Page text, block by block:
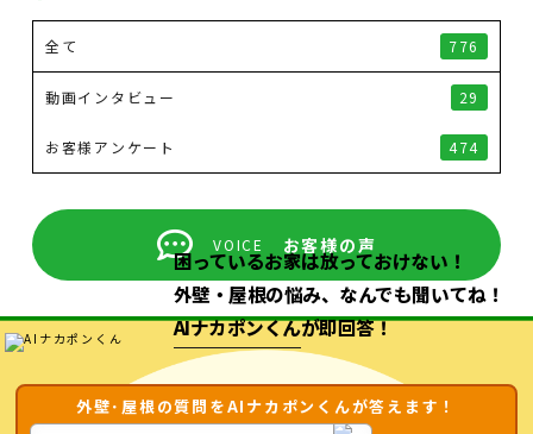
全て 776
動画インタビュー 29
お客様アンケート 474
VOICE お客様の声
困っているお家は放っておけない！
外壁・屋根の悩み、なんでも聞いてね！
AIナカポンくんが即回答！
外壁･屋根の質問をAIナカポンくんが答えます！